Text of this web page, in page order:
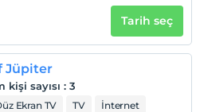
Tarih seç
Jüpiter
kişi sayısı : 3
Ekran TV TV
İnternet